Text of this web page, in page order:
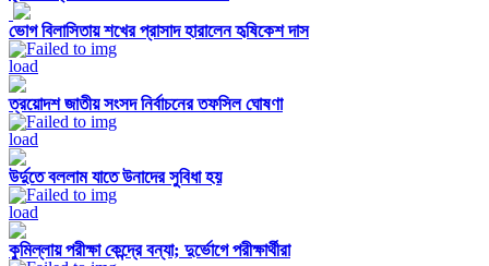
ভোগ বিলাসিতায় শখের প্রাসাদ হারালেন হৃষিকেশ দাস
ত্রয়োদশ জাতীয় সংসদ নির্বাচনের তফসিল ঘোষণা
উর্দুতে বললাম যাতে উনাদের সুবিধা হয়
কুমিল্লায় পরীক্ষা কেন্দ্রে বন্যা; দুর্ভোগে পরীক্ষার্থীরা